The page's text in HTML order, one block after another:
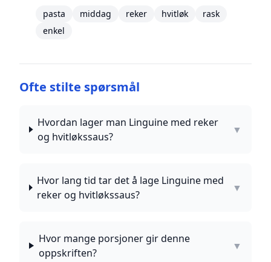
pasta middag reker hvitløk
rask
enkel
Ofte stilte spørsmål
Hvordan lager man Linguine med reker
og hvitløkssaus?
▼
Hvor lang tid tar det å lage Linguine med
reker og hvitløkssaus?
▼
Hvor mange porsjoner gir denne
oppskriften?
▼